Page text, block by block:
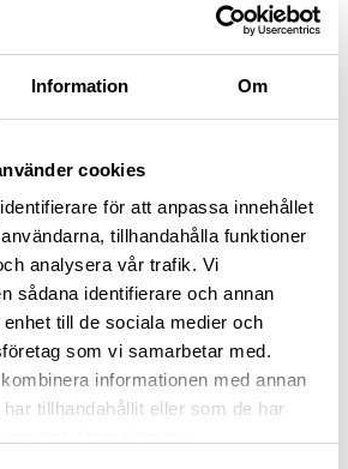
Information Om
cookies
för att anpassa innehållet
tillhandahålla funktioner
analysera vår trafik. Vi
sådana identifierare och annan
till de sociala medier och
som vi samarbetar med.
informationen med annan
tillhandahållit eller som de har
köpte även